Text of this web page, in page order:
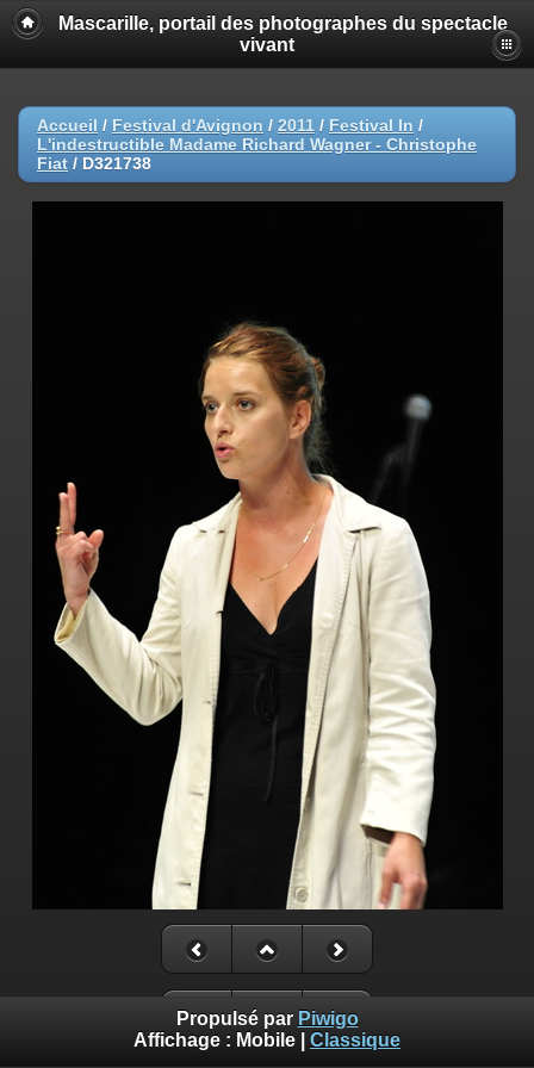
Mascarille, portail des photographes du spectacle
vivant
Accueil / Festival d'Avignon / 2011 / Festival In /
L'indestructible Madame Richard Wagner - Christophe
Fiat / D321738
Propulsé par Piwigo
Affichage : Mobile Classique